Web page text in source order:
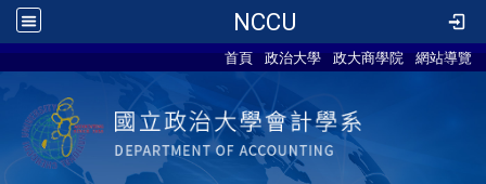
NCCU
首頁 政治大學 政大商學院 網站導覽